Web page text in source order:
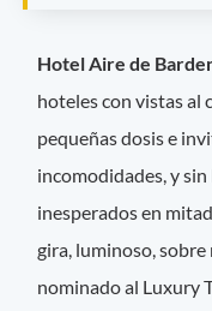
Hotel Aire de
hoteles con vistas al
pequeñas dosis e
incomodidades, y
inesperados en
gira, luminoso, sobre
nominado al Luxury